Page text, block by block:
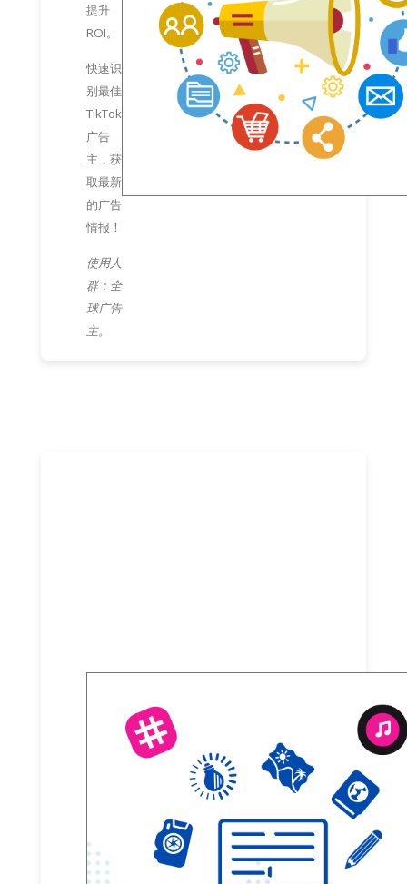
提升
ROI。
快速识
别最佳
TikTok
广告
主，获
取最新
的广告
情报！
使用人
群：全
球广告
主。